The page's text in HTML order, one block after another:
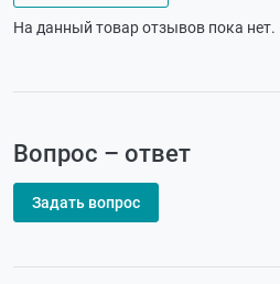
На данный товар отзывов пока нет.
Вопрос – ответ
Задать вопрос